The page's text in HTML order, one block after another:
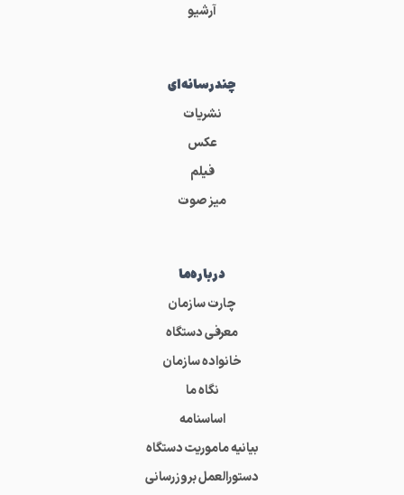
آرشیو
چندرسانه‌ای
نشریات
عکس
فیلم
میز صوت
درباره‌ما
چارت سازمان
معرفی دستگاه
خانواده سازمان
نگاه ما
اساسنامه
بیانیه ماموریت دستگاه
دستورالعمل بروزرسانی